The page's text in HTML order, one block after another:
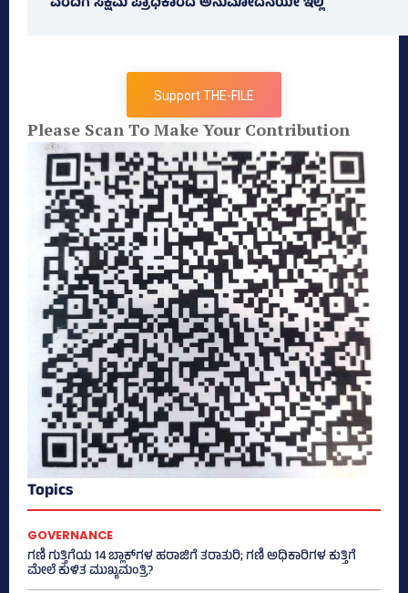
Support THE-FILE
Please Scan To Make Your Contribution
Topics
GOVERNANCE
ಗಣಿ ಗುತ್ತಿಗೆಯ 14 ಬ್ಲಾಕ್‌ಗಳ ಹರಾಜಿಗೆ ತರಾತುರಿ; ಗಣಿ ಅಧಿಕಾರಿಗಳ ಕುತ್ತಿಗೆ
ಮೇಲೆ ಕುಳಿತ ಮುಖ್ಯಮಂತ್ರಿ?